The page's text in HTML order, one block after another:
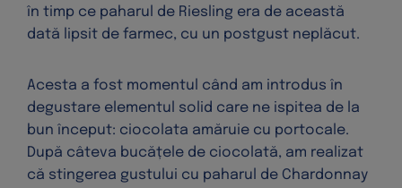
în timp ce paharul de Riesling era de această
dată lipsit de farmec, cu un postgust neplăcut.
Acesta a fost momentul când am introdus în
degustare elementul solid care ne ispitea de la
bun început: ciocolata amăruie cu portocale.
După câteva bucățele de ciocolată, am realizat
că stingerea gustului cu paharul de Chardonnay